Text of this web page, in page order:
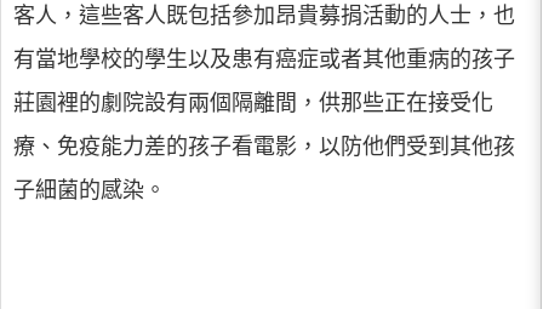
客人，這些客人既包括參加昂貴募捐活動的人士，也
有當地學校的學生以及患有癌症或者其他重病的孩子
莊園裡的劇院設有兩個隔離間，供那些正在接受化
療、免疫能力差的孩子看電影，以防他們受到其他孩
子細菌的感染。